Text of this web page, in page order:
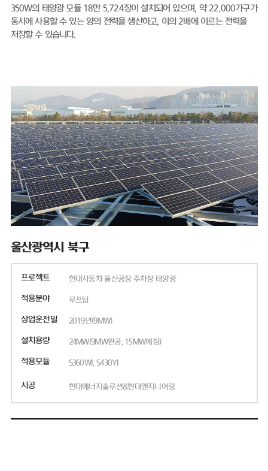
350W의 태양광 모듈 18만 5,724장이 설치되어 있으며, 약 22,000가구가
동시에 사용할 수 있는 양의 전력을 생산하고, 이의 2배에 이르는 전력을
저장할 수 있습니다.
울산광역시 북구
프로젝트 현대자동차 울산공장 주차장 태양광
적용분야 루프탑
상업운전일 2019년(9MW)
설치용량 24MW(9MW완공, 15MW예정)
적용모듈 S360WI, S430YI
시공 현대에너지솔루션&현대엔지니어링